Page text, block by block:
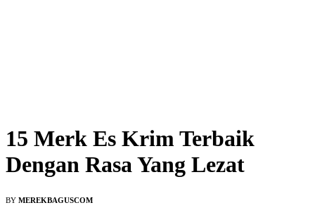
15 Merk Es Krim Terbaik
Dengan Rasa Yang Lezat
BY MEREKBAGUSCOM